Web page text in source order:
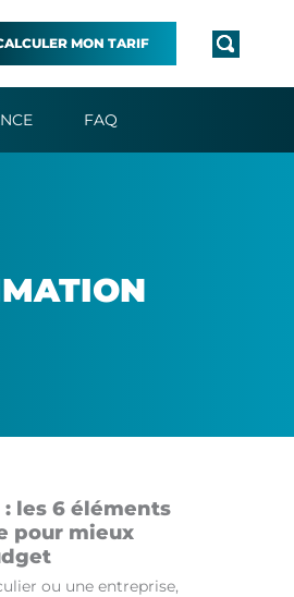
MON TARIF
FAQ
: les 6 éléments
pour mieux
ou une entreprise,